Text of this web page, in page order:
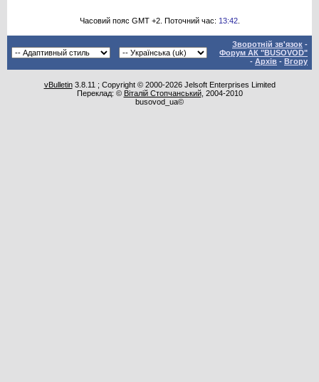
Часовий пояс GMT +2. Поточний час: 13:42.
Зворотній зв'язок -
Форум АК "BUSOVOD"
- Архів - Вгору
vBulletin3.8.11 ; Copyright © 2000-2026 Jelsoft Enterprises Limited
Переклад: © Віталій Стопчанський, 2004-2010
busovod_ua©